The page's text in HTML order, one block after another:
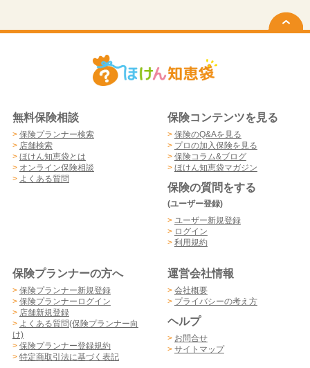
無料保険相談
> 保険プランナー検索
> 店舗検索
> ほけん知恵袋とは
> オンライン保険相談
> よくある質問
保険コンテンツを見る
> 保険のQ&Aを見る
> プロの加入保険を見る
> 保険コラム&ブログ
> ほけん知恵袋マガジン
保険の質問をする
(ユーザー登録)
> ユーザー新規登録
> ログイン
> 利用規約
保険プランナーの方へ
> 保険プランナー新規登録
> 保険プランナーログイン
> 店舗新規登録
> よくある質問(保険プランナー向
け)
> 保険プランナー登録規約
> 特定商取引法に基づく表記
運営会社情報
> 会社概要
> プライバシーの考え方
ヘルプ
> お問合せ
> サイトマップ